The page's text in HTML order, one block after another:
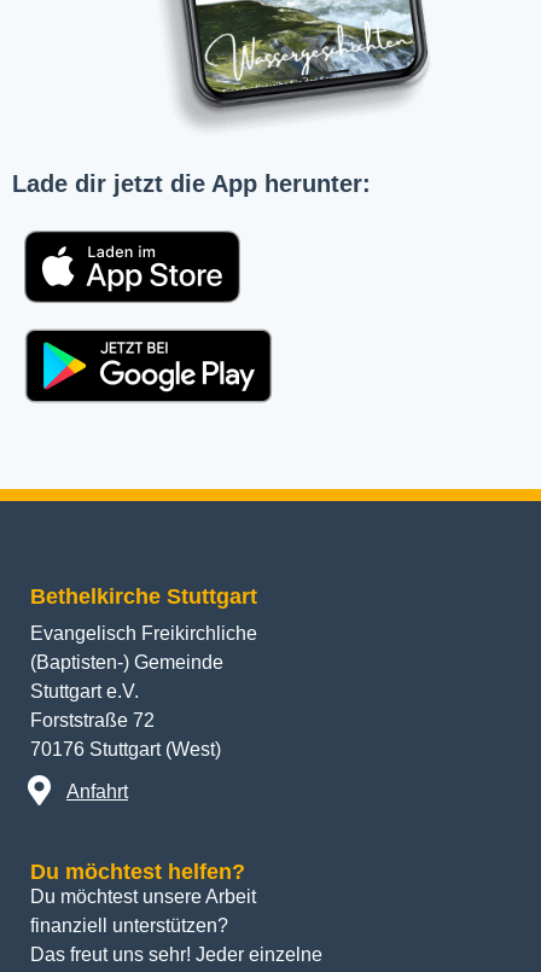
Lade dir jetzt die App herunter:
Bethelkirche Stuttgart
Evangelisch Freikirchliche
(Baptisten-) Gemeinde
Stuttgart e.V.
Forststraße 72
70176 Stuttgart (West)
Anfahrt
Du möchtest helfen?
Du möchtest unsere Arbeit
finanziell unterstützen?
Das freut uns sehr! Jeder einzelne